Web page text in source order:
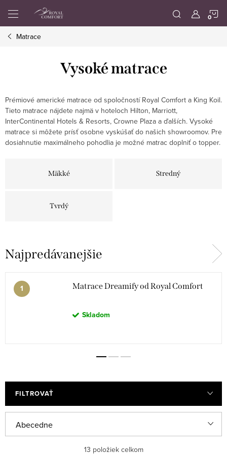
obsah
Matrace
Vysoké matrace
Prémiové americké matrace od spoločností Royal Comfort a King Koil.
Tieto matrace nájdete najmä v hoteloch Hilton, Marriott,
InterContinental Hotels & Resorts, Crowne Plaza a ďalších. Vysoké
matrace si môžete prísť osobne vyskúšať do našich showroomov. Pre
dosiahnutie maximálneho pohodlia je možné matrac doplniť o topper.
Mäkké Stredný
Tvrdý
Najpredávanejšie
Matrace Dreamify od Royal Comfort
Skladom
FILTROVAŤ
a
Abecedne
13 položiek celkom